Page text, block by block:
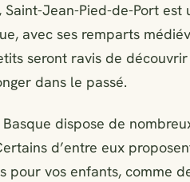
Jean-Pied-de-Port est
avec ses remparts
seront ravis de découvrir
dans le passé.
dispose de
d’entre eux
pour vos enfants, comme